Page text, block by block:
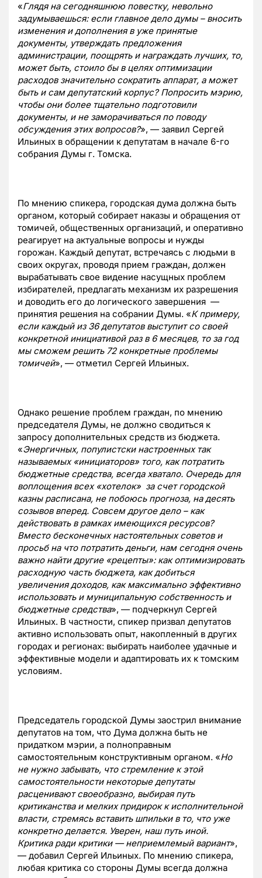
«Глядя на сегодняшнюю повестку, невольно
задумываешься: если главное дело думы – вносить
изменения и дополнения в уже принятые
документы, утверждать предложения
администрации, поощрять и награждать лучших, то,
может быть, стоило бы в целях оптимизации
расходов значительно сократить аппарат, а может
быть и сам депутатский корпус? Попросить мэрию,
чтобы они более тщательно подготовили
документы, и не заморачиваться по поводу
обсуждения этих вопросов?», — заявил Сергей
Ильиных в обращении к депутатам в начале 6-го
собрания Думы г. Томска.
По мнению спикера, городская дума должна быть
органом, который собирает наказы и обращения от
томичей, общественных организаций, и оперативно
реагирует на актуальные вопросы и нужды
горожан. Каждый депутат, встречаясь с людьми в
своих округах, проводя прием граждан, должен
вырабатывать свое видение насущных проблем
избирателей, предлагать механизм их разрешения
и доводить его до логического завершения —
принятия решения на собрании Думы. «К примеру,
если каждый из 36 депутатов выступит со своей
конкретной инициативой раз в 6 месяцев, то за год
мы сможем решить 72 конкретные проблемы
томичей», — отметил Сергей Ильиных.
Однако решение проблем граждан, по мнению
председателя Думы, не должно сводиться к
запросу дополнительных средств из бюджета.
«Энергичных, популистски настроенных так
называемых «инициаторов» того, как потратить
бюджетные средства, всегда хватало. Очередь для
воплощения всех «хотелок» за счет городской
казны расписана, не побоюсь прогноза, на десять
созывов вперед. Совсем другое дело – как
действовать в рамках имеющихся ресурсов?
Вместо бесконечных настоятельных советов и
просьб на что потратить деньги, нам сегодня очень
важно найти другие «рецепты»: как оптимизировать
расходную часть бюджета, как добиться
увеличения доходов, как максимально эффективно
использовать и муниципальную собственность и
бюджетные средства», — подчеркнул Сергей
Ильиных. В частности, спикер призвал депутатов
активно использовать опыт, накопленный в других
городах и регионах: выбирать наиболее удачные и
эффективные модели и адаптировать их к томским
условиям.
Председатель городской Думы заострил внимание
депутатов на том, что Дума должна быть не
придатком мэрии, а полноправным
самостоятельным конструктивным органом. «Но
не нужно забывать, что стремление к этой
самостоятельности некоторые депутаты
расценивают своеобразно, выбирая путь
критиканства и мелких придирок к исполнительной
власти, стремясь вставить шпильки в то, что уже
конкретно делается. Уверен, наш путь иной.
Критика ради критики — неприемлемый вариант»,
— добавил Сергей Ильиных. По мнению спикера,
любая критика со стороны Думы всегда должна